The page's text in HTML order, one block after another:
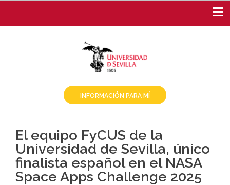
contenido
INFORMACIÓN PARA MÍ
El equipo FyCUS de la
Universidad de Sevilla, único
finalista español en el NASA
Space Apps Challenge 2025